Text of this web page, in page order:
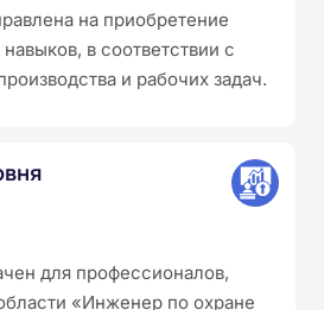
на приобретение
в соответствии с
и рабочих задач.
для профессионалов,
«Инженер по охране